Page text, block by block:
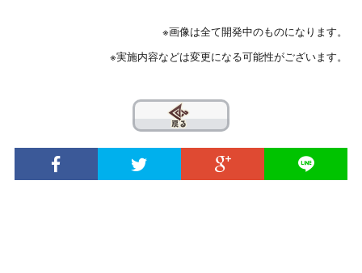
※画像は全て開発中のものになります。
※実施内容などは変更になる可能性がございます。